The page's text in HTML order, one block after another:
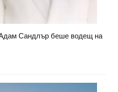
Сандлър беше водещ на